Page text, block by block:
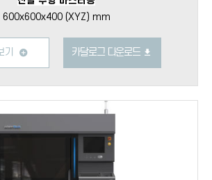
600x600x400 (XYZ) mm
기 카달로그 다운로드